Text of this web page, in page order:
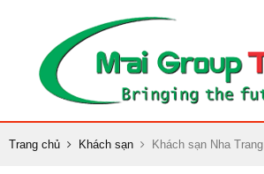
Trang chủ Khách sạn Khách sạn Nha Trang